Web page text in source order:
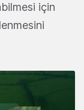
için